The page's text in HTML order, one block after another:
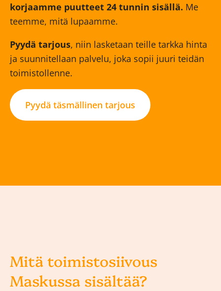
korjaamme puutteet 24 tunnin sisällä. Me
teemme, mitä lupaamme.
Pyydä tarjous, niin lasketaan teille tarkka hinta
ja suunnitellaan palvelu, joka sopii juuri teidän
toimistollenne.
Pyydä täsmällinen tarjous
Mitä toimistosiivous
Maskussa sisältää?